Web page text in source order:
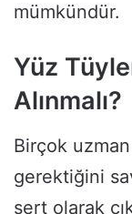
mümkündür.
Yüz
Alınmalı?
Birçok
gerektiğini
sert olarak